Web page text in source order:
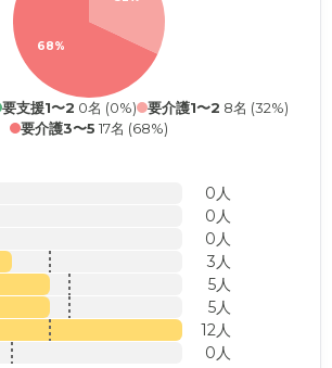
68%
要支援1〜2 0名 (0%) 要介護1〜2 8名 (32%)
要介護3〜5 17名 (68%)
0人
0人
0人
3人
5人
5人
12人
0人